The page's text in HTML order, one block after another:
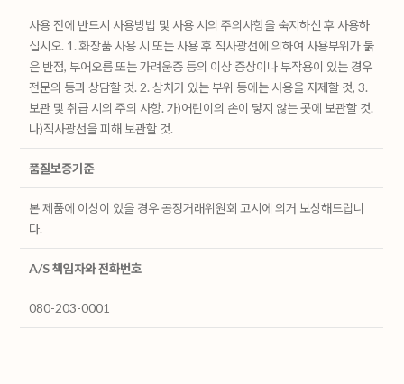
사용 전에 반드시 사용방법 및 사용 시의 주의사항을 숙지하신 후 사용하
십시오. 1. 화장품 사용 시 또는 사용 후 직사광선에 의하여 사용부위가 붉
은 반점, 부어오름 또는 가려움증 등의 이상 증상이나 부작용이 있는 경우
전문의 등과 상담할 것. 2. 상처가 있는 부위 등에는 사용을 자제할 것, 3.
보관 및 취급 시의 주의 사항. 가)어린이의 손이 닿지 않는 곳에 보관할 것.
나)직사광선을 피해 보관할 것.
품질보증기준
본 제품에 이상이 있을 경우 공정거래위원회 고시에 의거 보상해드립니
다.
A/S 책임자와 전화번호
080-203-0001